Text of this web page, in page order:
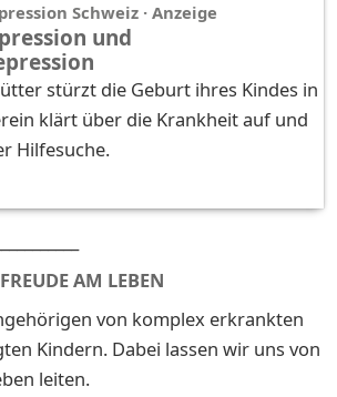
Schweiz · Anzeige
und
stürzt die Geburt ihres Kindes in
klärt über die Krankheit auf und
Hilfesuche.
AM LEBEN
von komplex erkrankten
Kindern. Dabei lassen wir uns von
leiten.